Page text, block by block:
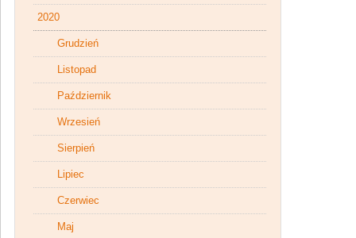
2020
Grudzień
Listopad
Październik
Wrzesień
Sierpień
Lipiec
Czerwiec
Maj